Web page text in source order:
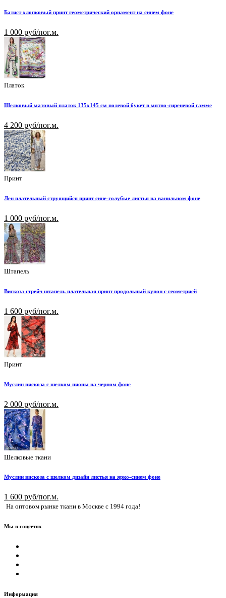
Батист хлопковый принт геометрический орнамент на синем фоне
1 000 руб/пог.м.
Платок
Шелковый матовый платок 135х145 см полевой букет в мятно-сиреневой гамме
4 200 руб/пог.м.
Принт
Лен плательный струящийся принт сине-голубые листья на ванильном фоне
1 000 руб/пог.м.
Штапель
Вискоза стрейч штапель плательная принт продольный купон с геометрией
1 600 руб/пог.м.
Принт
Муслин вискоза с шелком пионы на черном фоне
2 000 руб/пог.м.
Шелковые ткани
Муслин вискоза с шелком дизайн листья на ярко-синем фоне
1 600 руб/пог.м.
На оптовом рынке ткани в Москве с 1994 года!
Мы в соцсетях
Информация